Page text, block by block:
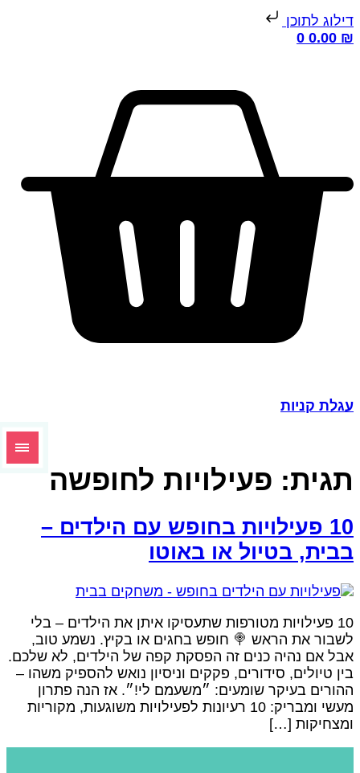
לתוכן
0.00
0
קניות
פעילויות לחופשה
10 פעילויות בחופש עם הילדים –
בטיול או באוטו
10 פעילויות מטורפות שתעסיקו איתן את הילדים – בלי
את הראש 🍭 חופש בחגים או בקיץ. נשמע טוב,
אם נהיה כנים זה הפסקת קפה של הילדים, לא שלכם.
טיולים, סידורים, פקקים וניסיון נואש להספיק משהו –
בעיקר שומעים: ״משעמם לי!״. אז הנה פתרון
מעשי ומבריק: 10 רעיונות לפעילויות משוגעות, מקוריות
[…]